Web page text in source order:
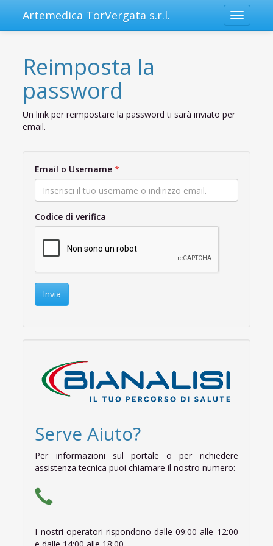
Toggle
Artemedica TorVergata s.r.l.
Reimposta la
password
Un link per reimpostare la password ti sarà inviato per
email.
Email o Username
Codice di verifica
Invia
Serve Aiuto?
Per informazioni sul portale o per richiedere
assistenza tecnica puoi chiamare il nostro numero:
I nostri operatori rispondono dalle 09:00 alle 12:00